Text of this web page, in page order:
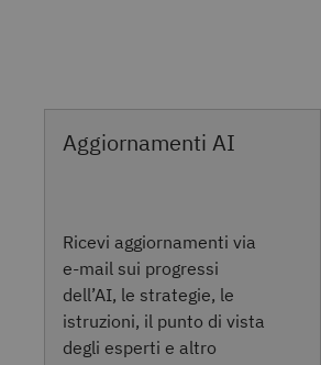
Aggiornamenti AI
Ricevi aggiornamenti via
e-mail sui progressi
dell’AI, le strategie, le
istruzioni, il punto di vista
degli esperti e altro